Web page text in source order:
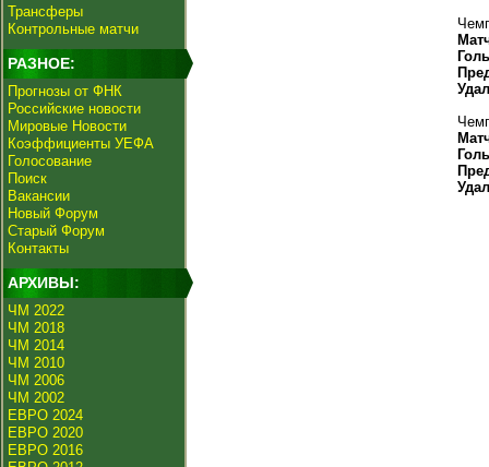
Трансферы
Контрольные матчи
РАЗНОЕ:
Прогнозы от ФНК
Российские новости
Мировые Новости
Коэффициенты УЕФА
Голосование
Поиск
Вакансии
Новый Форум
Старый Форум
Контакты
АРХИВЫ:
ЧМ 2022
ЧМ 2018
ЧМ 2014
ЧМ 2010
ЧМ 2006
ЧМ 2002
ЕВРО 2024
ЕВРО 2020
ЕВРО 2016